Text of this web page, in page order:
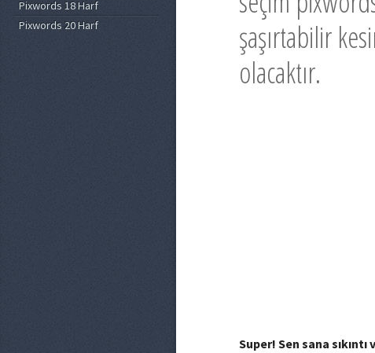
şaşırtabilir
olacaktır.
Super! Sen sana
Pixwords 18 Harf
Pixwords 20 Harf